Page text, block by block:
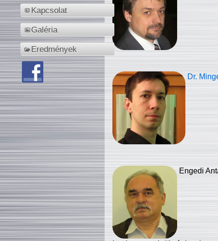
Kapcsolat
Galéria
Eredmények
Dr.
Engedi